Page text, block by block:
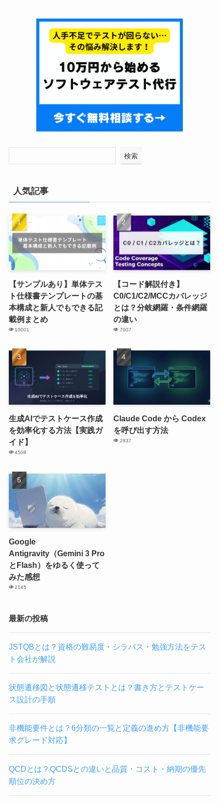
検索
人気記事
【サンプルあり】単体テス
ト仕様書テンプレートの基
本構成と新人でもできる記
載例まとめ
10001
【コード解説付き】
C0/C1/C2/MCCカバレッジ
とは？分岐網羅・条件網羅
の違い
7007
生成AIでテストケース作成
を効率化する方法【実践ガ
イド】
4508
Claude Code から Codex
を呼び出す方法
2837
Google
Antigravity（Gemini 3 Pro
とFlash）をゆるく使って
みた感想
2145
最新の投稿
JSTQBとは？資格の難易度・シラバス・勉強方法をテス
ト会社が解説
状態遷移図と状態遷移テストとは？書き方とテストケー
ス設計の手順
非機能要件とは？6分類の一覧と定義の進め方【非機能要
求グレード対応】
QCDとは？QCDSとの違いと品質・コスト・納期の優先
順位の決め方